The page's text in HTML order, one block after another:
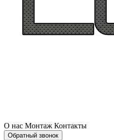
О нас Монтаж Контакты
Обратный звонок